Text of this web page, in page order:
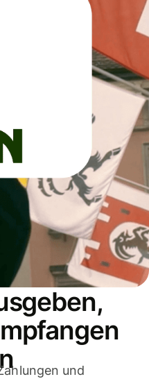
und